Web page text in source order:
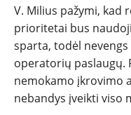
V. Milius pažymi, kad
prioritetai bus
sparta, todėl
operatorių paslaugų.
nemokamo įkrovimo
nebandys įveikti viso